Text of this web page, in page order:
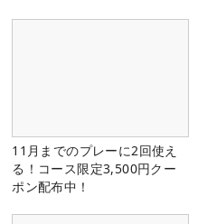
11月までのプレーに2回使え
る！コース限定3,500円クー
ポン配布中！